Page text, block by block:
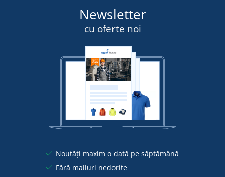
Newsletter
cu oferte noi
Noutăți maxim o dată pe săptămână
Fără mailuri nedorite